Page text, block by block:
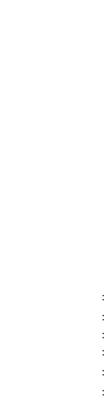
:
:
:
:
:
: